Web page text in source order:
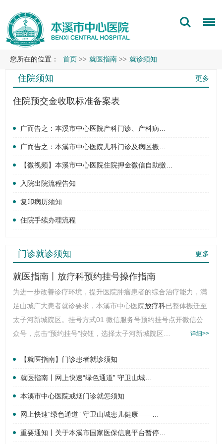
您所在的位置： 首页 >> 就医指南 >> 就诊须知
更多
住院须知
住院预交金收取标准备案表
广而告之：本溪市中心医院产科门诊、产科病…
广而告之：本溪市中心医院儿科门诊及病区搬…
【微视频】本溪市中心医院住院押金微信自助缴…
入院出院流程告知
复印病历须知
住院手续办理流程
更多
门诊就诊须知
就医指南丨放疗科预约挂号操作指南
为进一步改善诊疗环境，提升医院肿瘤患者的综合治疗能力，满
足山城广大患者就诊要求，本溪市中心医院放疗科已整体搬迁至
太子河新城院区。挂号方式01 微信服务号预约挂号点开微信公
众号，点击“预约挂号”按钮，选择太子河新城院区…
详细>>
【就医指南】门诊患者就诊须知
就医指南丨网上快速“绿色通道” 守卫山城…
本溪市中心医院戒烟门诊就怎须知
网上快速“绿色通道” 守卫山城患儿健康——…
重要通知丨关于本溪市国家医保信息平台暂停…